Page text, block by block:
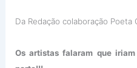
Da Redação colaboração Poeta
Os artistas falaram que